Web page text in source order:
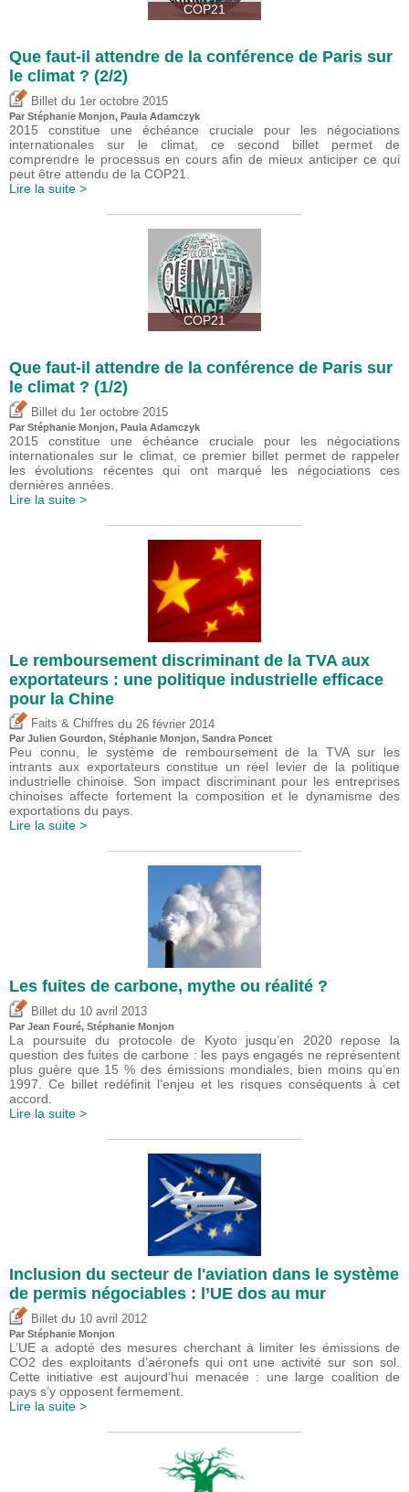
COP21
Que faut-il attendre de la conférence de Paris sur
le climat ? (2/2)
Billet du 1er octobre 2015
Par Stéphanie Monjon, Paula Adamczyk
2015 constitue une échéance cruciale pour les négociations
internationales sur le climat, ce second billet permet de
comprendre le processus en cours afin de mieux anticiper ce qui
peut être attendu de la COP21.
Lire la suite >
COP21
Que faut-il attendre de la conférence de Paris sur
le climat ? (1/2)
Billet du 1er octobre 2015
Par Stéphanie Monjon, Paula Adamczyk
2015 constitue une échéance cruciale pour les négociations
internationales sur le climat, ce premier billet permet de rappeler
les évolutions récentes qui ont marqué les négociations ces
dernières années.
Lire la suite >
Le remboursement discriminant de la TVA aux
exportateurs : une politique industrielle efficace
pour la Chine
Faits & Chiffres du 26 février 2014
Par Julien Gourdon, Stéphanie Monjon, Sandra Poncet
Peu connu, le système de remboursement de la TVA sur les
intrants aux exportateurs constitue un réel levier de la politique
industrielle chinoise. Son impact discriminant pour les entreprises
chinoises affecte fortement la composition et le dynamisme des
exportations du pays.
Lire la suite >
Les fuites de carbone, mythe ou réalité ?
Billet du 10 avril 2013
Par Jean Fouré, Stéphanie Monjon
La poursuite du protocole de Kyoto jusqu’en 2020 repose la
question des fuites de carbone : les pays engagés ne représentent
plus guère que 15 % des émissions mondiales, bien moins qu’en
1997. Ce billet redéfinit l’enjeu et les risques conséquents à cet
accord.
Lire la suite >
Inclusion du secteur de l'aviation dans le système
de permis négociables : l’UE dos au mur
Billet du 10 avril 2012
Par Stéphanie Monjon
L’UE a adopté des mesures cherchant à limiter les émissions de
CO2 des exploitants d’aéronefs qui ont une activité sur son sol.
Cette initiative est aujourd’hui menacée : une large coalition de
pays s’y opposent fermement.
Lire la suite >